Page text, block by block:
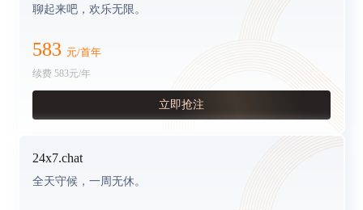
聊起来吧，欢乐无限。
583 元/首年
续费 583元/年
立即抢注
24x7.chat
全天守候，一周无休。